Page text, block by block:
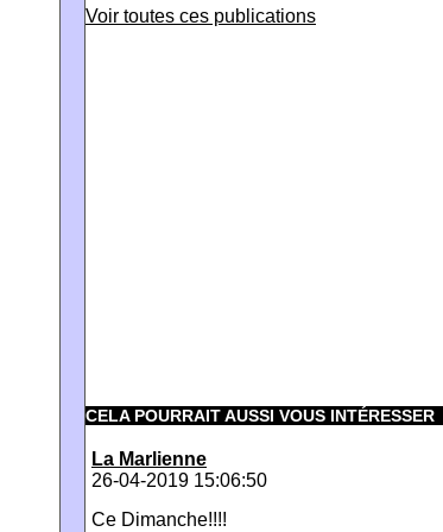
Voir toutes ces publications
CELA POURRAIT AUSSI VOUS INTÉRESSER
La Marlienne
26-04-2019 15:06:50
Ce Dimanche!!!!